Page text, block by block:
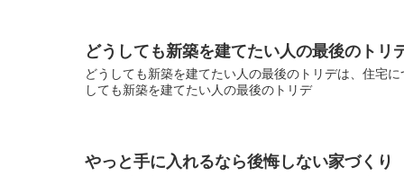
どうしても新築を建てたい人の最後のトリ
どうしても新築を建てたい人の最後のトリデは、住宅
しても新築を建てたい人の最後のトリデ
やっと手に入れるなら後悔しない家づくり